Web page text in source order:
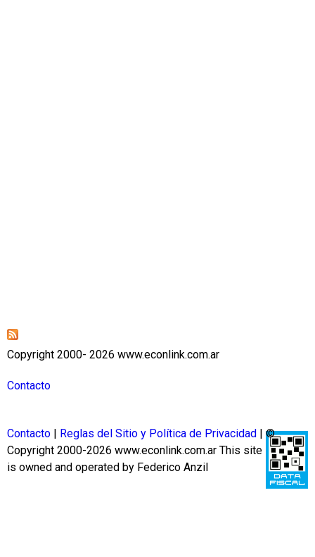
Copyright 2000- 2026 www.econlink.com.ar
Contacto
Contacto Reglas del Sitio y Política de Privacidad
| ©
Copyright 2000-2026 www.econlink.com.ar This site
is owned and operated by Federico Anzil